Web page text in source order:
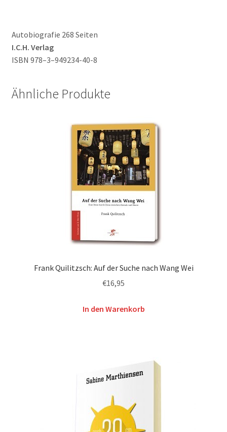
Autobiografie 268 Seiten
I.C.H. Verlag
ISBN 978–3–949234-40-8
Ähnliche Produkte
Frank Quilitzsch: Auf der Suche nach Wang Wei
€16,95
In den Warenkorb